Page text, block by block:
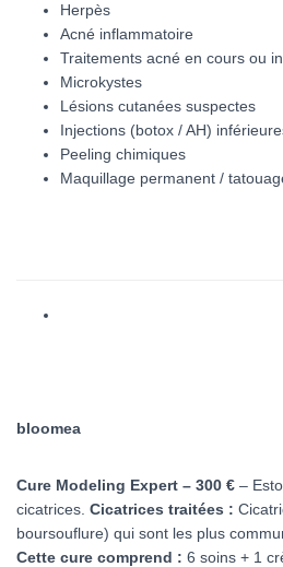
Herpès
Acné inflammatoire
Traitements acné en cours ou
Microkystes
Lésions cutanées suspectes
Injections (botox / AH)
Peeling chimiques
Maquillage permanent /
bloomea
Cure Modeling Expert – 300 € –
cicatrices. Cicatrices traitées :
boursouflure) qui sont les plus
Cette cure comprend : 6 soins + 1